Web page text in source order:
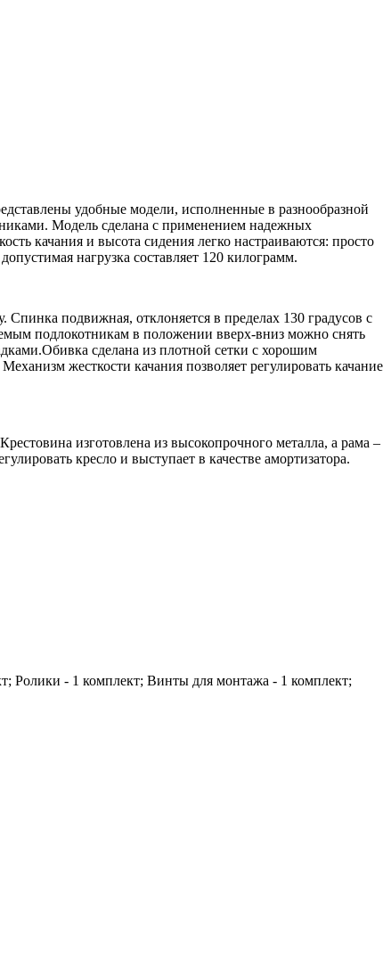
удобные модели, исполненные в разнообразной
Модель сделана с применением надежных
качания и высота сидения легко настраиваются: просто
нагрузка составляет 120 килограмм.
Спинка подвижная, отклоняется в пределах 130 градусов с
подлокотникам в положении вверх-вниз можно снять
сделана из плотной сетки с хорошим
жесткости качания позволяет регулировать качание
изготовлена из высокопрочного металла, а рама –
кресло и выступает в качестве амортизатора.
Ролики - 1 комплект; Винты для монтажа - 1 комплект;